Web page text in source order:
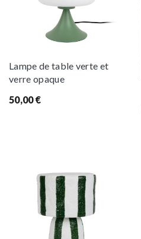
Lampe de table verte et
verre opaque
50,00€